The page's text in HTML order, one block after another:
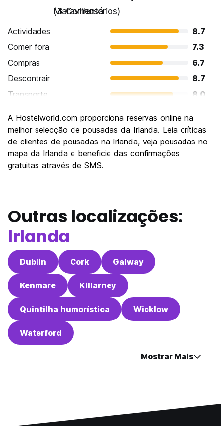
Maravilhoso
(3 Comentários)
Actividades
8.7
Comer fora
7.3
Compras
6.7
Descontrair
8.7
Transporte
8.0
Cultura
8.0
Festas / vida noturna
8.0
Custo-beneficio
A Hostelworld.com proporciona reservas online na
melhor selecção de pousadas da Irlanda. Leia críticas
de clientes de pousadas na Irlanda, veja pousadas no
mapa da Irlanda e beneficie das confirmações
gratuitas através de SMS.
Outras localizações:
Irlanda
Dublin Cork Galway
Kenmare Killarney
Quintilha humorística Wicklow
Waterford
Mostrar Mais